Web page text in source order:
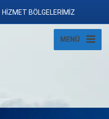
HİZMET BÖLGELERİMİZ
MENÜ